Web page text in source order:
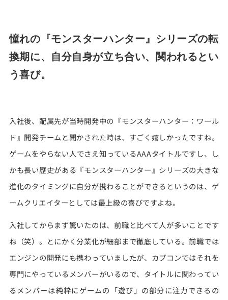
憧れの『モンスターハンター』シリーズの転
換期に、 自分自身が立ち合い、関われるとい
う喜び。
入社後、配属先が当時開発中の『モンスターハンター：ワール
ド』開発チームと聞かされた時は、すごく嬉しかったですね。
ゲームをやらない人でさえ知っているAAAタイトルですし、し
かも長い歴史がある『モンスターハンター』シリーズの大きな
進化のタイミングに自分が携わることができるというのは、ゲ
ームクリエイターとしては最上級の喜びですよね。
入社してからまず驚いたのは、前職と比べて人が多いことです
ね（笑）。とにかく分業化が細部まで徹底している。前職では
エンジンの開発にも携わっていましたが、カプコンではそれを
専門にやっているメンバーがいるので、タイトルに関わってい
るメンバーは純粋にゲームの「遊び」の部分に注力できるの